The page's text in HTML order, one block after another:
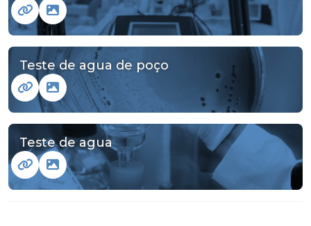
Teste de agua de poço
Teste de agua